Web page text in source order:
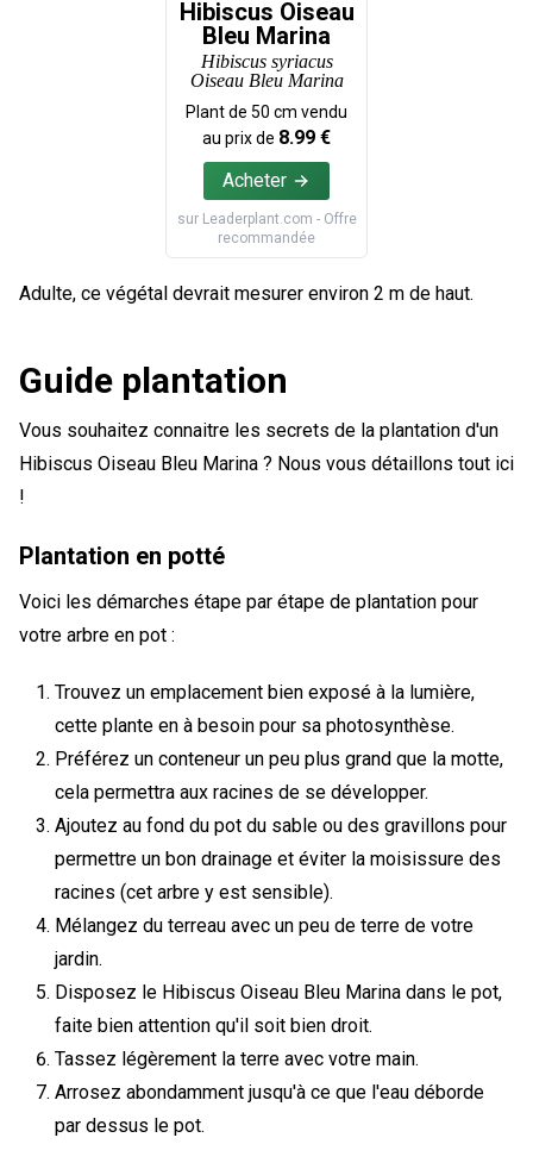
Hibiscus Oiseau
Bleu Marina
Hibiscus syriacus
Oiseau Bleu Marina
Plant de 50 cm vendu
au prix de 8.99 €
Acheter
sur Leaderplant.com - Offre
recommandée
Adulte, ce végétal devrait mesurer environ 2 m de haut.
Guide plantation
Vous souhaitez connaitre les secrets de la plantation d'un
Hibiscus Oiseau Bleu Marina ? Nous vous détaillons tout ici
!
Plantation en potté
Voici les démarches étape par étape de plantation pour
votre arbre en pot :
Trouvez un emplacement bien exposé à la lumière,
cette plante en à besoin pour sa photosynthèse.
Préférez un conteneur un peu plus grand que la motte,
cela permettra aux racines de se développer.
Ajoutez au fond du pot du sable ou des gravillons pour
permettre un bon drainage et éviter la moisissure des
racines (cet arbre y est sensible).
Mélangez du terreau avec un peu de terre de votre
jardin.
Disposez le Hibiscus Oiseau Bleu Marina dans le pot,
faite bien attention qu'il soit bien droit.
Tassez légèrement la terre avec votre main.
Arrosez abondamment jusqu'à ce que l'eau déborde
par dessus le pot.